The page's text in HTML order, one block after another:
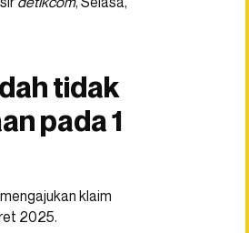
tidak
pada 1
klaim
2025.